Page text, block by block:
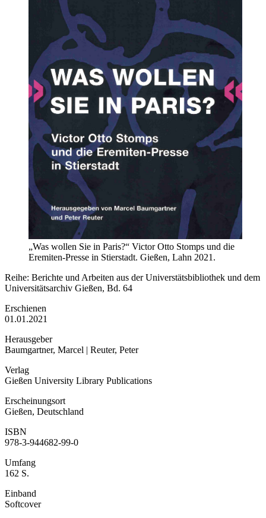
„Was wollen Sie in Paris?“ Victor Otto Stomps und die
Eremiten-Presse in Stierstadt. Gießen, Lahn 2021.
Reihe: Berichte und Arbeiten aus der Universtätsbibliothek und dem
Universitätsarchiv Gießen, Bd. 64
Erschienen
01.01.2021
Herausgeber
Baumgartner, Marcel | Reuter, Peter
Verlag
Gießen University Library Publications
Erscheinungsort
Gießen, Deutschland
ISBN
978-3-944682-99-0
Umfang
162 S.
Einband
Softcover